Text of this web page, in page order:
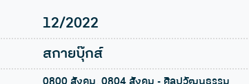
12/2022
สกายบุ๊กส์